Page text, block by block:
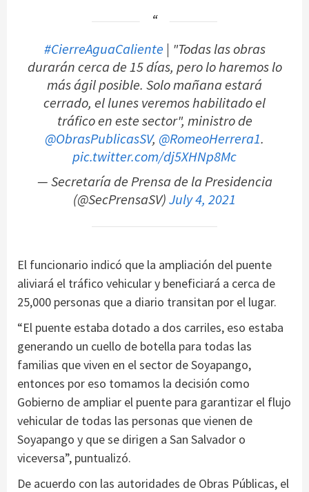
#CierreAguaCaliente | "Todas las obras
durarán cerca de 15 días, pero lo haremos lo
más ágil posible. Solo mañana estará
cerrado, el lunes veremos habilitado el
tráfico en este sector", ministro de
@ObrasPublicasSV, @RomeoHerrera1.
pic.twitter.com/dj5XHNp8Mc
— Secretaría de Prensa de la Presidencia
(@SecPrensaSV)July 4, 2021
El funcionario indicó que la ampliación del puente
aliviará el tráfico vehicular y beneficiará a cerca de
25,000 personas que a diario transitan por el lugar.
“El puente estaba dotado a dos carriles, eso estaba
generando un cuello de botella para todas las
familias que viven en el sector de Soyapango,
entonces por eso tomamos la decisión como
Gobierno de ampliar el puente para garantizar el flujo
vehicular de todas las personas que vienen de
Soyapango y que se dirigen a San Salvador o
viceversa”, puntualizó.
De acuerdo con las autoridades de Obras Públicas, el